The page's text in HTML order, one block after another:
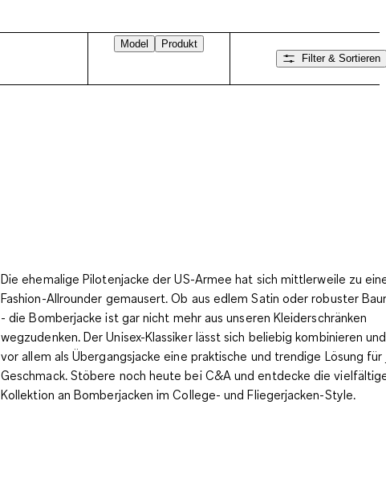
Model
Produkt
Filter & Sortieren
Die ehemalige Pilotenjacke der US-Armee hat sich mittlerweile zu
Fashion-Allrounder gemausert. Ob aus edlem Satin oder robuster
- die Bomberjacke ist gar nicht mehr aus unseren Kleiderschränken
wegzudenken. Der Unisex-Klassiker lässt sich beliebig kombinieren
vor allem als Übergangsjacke eine praktische und trendige Lösung für
Geschmack. Stöbere noch heute bei C&A und entdecke die
Kollektion an Bomberjacken im College- und Fliegerjacken-Style.